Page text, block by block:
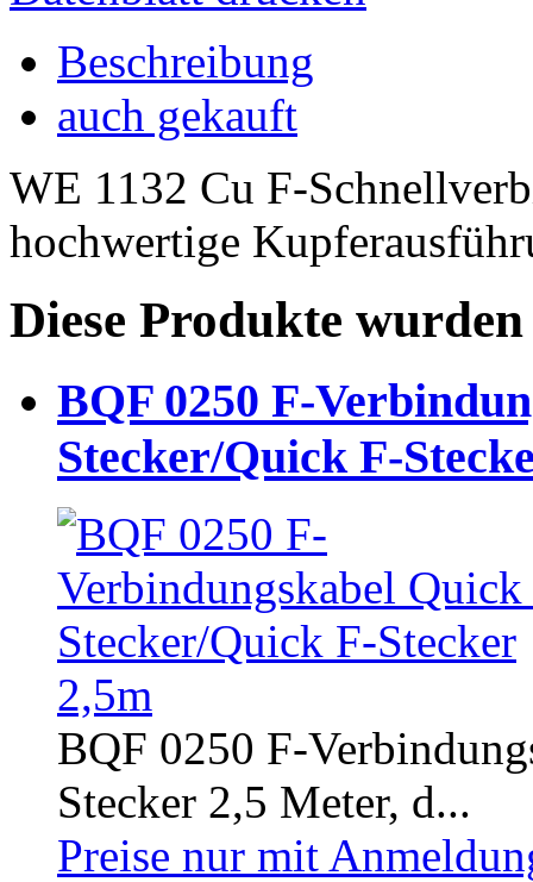
Beschreibung
auch gekauft
WE 1132 Cu F-
hochwertige
Diese Produkte
BQF 0250 F-
Stecker/Quick F-
BQF 0250 F-
Stecker 2,5 Meter, d...
Preise nur mit